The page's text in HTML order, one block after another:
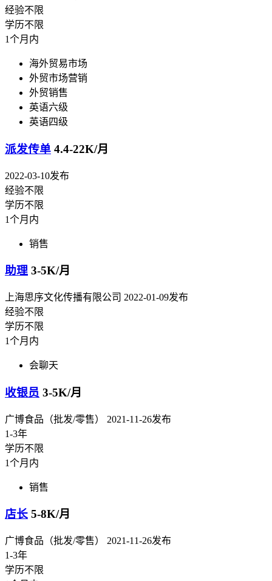
经验不限
学历不限
1个月内
海外贸易市场
外贸市场营销
外贸销售
英语六级
英语四级
派发传单 4.4-22K/月
2022-03-10发布
经验不限
学历不限
1个月内
销售
助理 3-5K/月
上海思序文化传播有限公司 2022-01-09发布
经验不限
学历不限
1个月内
会聊天
收银员 3-5K/月
广博食品（批发/零售）
2021-11-26发布
1-3年
学历不限
1个月内
销售
店长 5-8K/月
广博食品（批发/零售）
2021-11-26发布
1-3年
学历不限